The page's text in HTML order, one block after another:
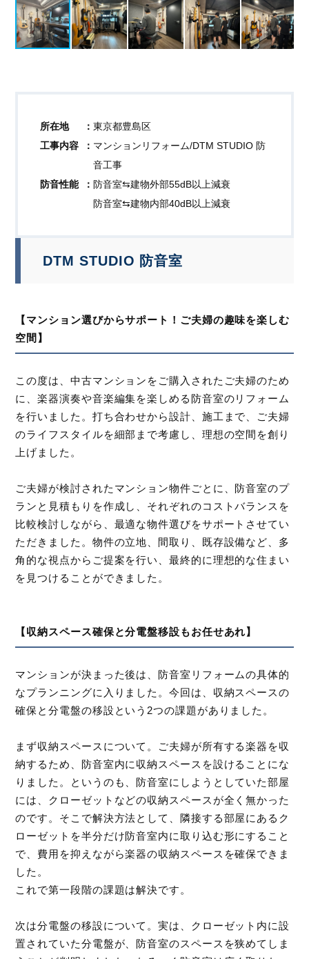
所在地
東京都豊島区
工事内容
マンションリフォーム/DTM STUDIO 防
音工事
防音性能
防音室⇆建物外部55dB以上減衰
防音室⇆建物内部40dB以上減衰
DTM STUDIO 防音室
【マンション選びからサポート！ご夫婦の趣味を楽しむ
空間】
この度は、中古マンションをご購入されたご夫婦のため
に、楽器演奏や音楽編集を楽しめる防音室のリフォーム
を行いました。打ち合わせから設計、施工まで、ご夫婦
のライフスタイルを細部まで考慮し、理想の空間を創り
上げました。
ご夫婦が検討されたマンション物件ごとに、防音室のプ
ランと見積もりを作成し、それぞれのコストバランスを
比較検討しながら、最適な物件選びをサポートさせてい
ただきました。物件の立地、間取り、既存設備など、多
角的な視点からご提案を行い、最終的に理想的な住まい
を見つけることができました。
【収納スペース確保と分電盤移設もお任せあれ】
マンションが決まった後は、防音室リフォームの具体的
なプランニングに入りました。今回は、収納スペースの
確保と分電盤の移設という2つの課題がありました。
まず収納スペースについて。ご夫婦が所有する楽器を収
納するため、防音室内に収納スペースを設けることにな
りました。というのも、防音室にしようとしていた部屋
には、クローゼットなどの収納スペースが全く無かった
のです。そこで解決方法として、隣接する部屋にあるク
ローゼットを半分だけ防音室内に取り込む形にすること
で、費用を抑えながら楽器の収納スペースを確保できま
した。
これで第一段階の課題は解決です。
次は分電盤の移設について。実は、クローゼット内に設
置されていた分電盤が、防音室のスペースを狭めてしま